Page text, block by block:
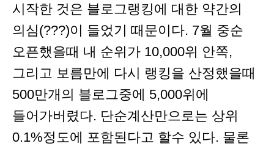
시작한 것은 블로그랭킹에 대한 약간의
의심(???)이 들었기 때문이다. 7월 중순
오픈했을때 내 순위가 10,000위 안쪽,
그리고 보름만에 다시 랭킹을 산정했을때
500만개의 블로그중에 5,000위에
들어가버렸다. 단순계산만으로는 상위
0.1%정도에 포함된다고 할수 있다. 물론